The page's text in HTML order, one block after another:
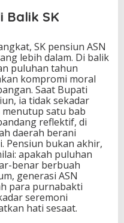
Balik SK
SK pensiun ASN
lebih dalam. Di balik
puluhan tahun
kompromi moral
Saat Bupati
ia tidak sekadar
menutup satu bab
reflektif, di
daerah berani
Pensiun bukan akhir,
apakah puluhan
benar berbuah
generasi ASN
para purnabakti
seremoni
hati sesaat.